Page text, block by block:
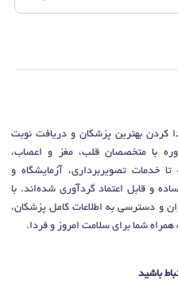
کردن بهترین پزشکان و دریافت نوبت
با متخصصان قلب، مغز و اعصاب،
خدمات تصویربرداری، آزمایشگاه و
و قابل اعتماد گردآوری شده‌اند. با
و دسترسی به اطلاعات کامل پزشکان،
همراه شما برای سلامت امروز و فردا.
باشید